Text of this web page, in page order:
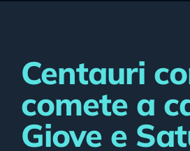
Centauri
comete a
Giove e